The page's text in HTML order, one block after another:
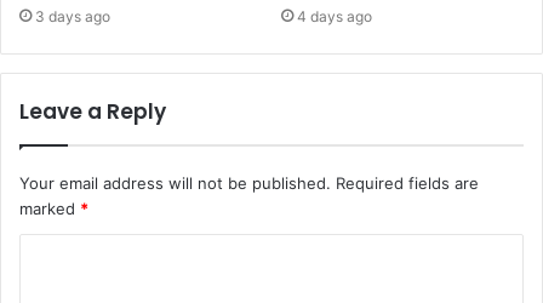
3 days ago 4 days ago
Leave a Reply
Your email address will not be published. Required fields are
marked *